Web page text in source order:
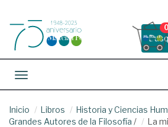
0
Toggle navigation
Inicio Libros Historia y Ciencias
Grandes Autores de la Filosofía / La